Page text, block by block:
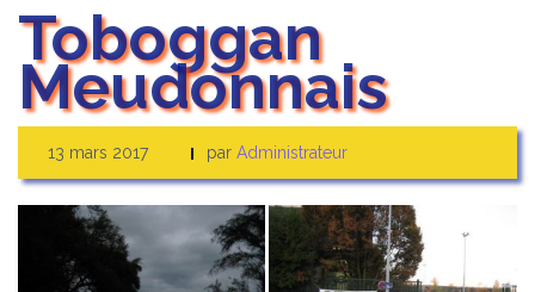
Toboggan
Meudonnais
13 mars 2017 par Administrateur